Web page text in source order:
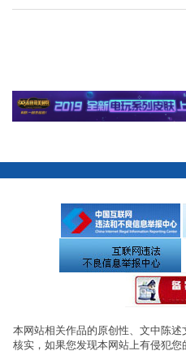
本网站相关作品的原创性、文中陈
核实，如果您发现本网站上有侵犯